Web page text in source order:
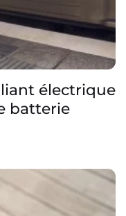
électrique
batterie